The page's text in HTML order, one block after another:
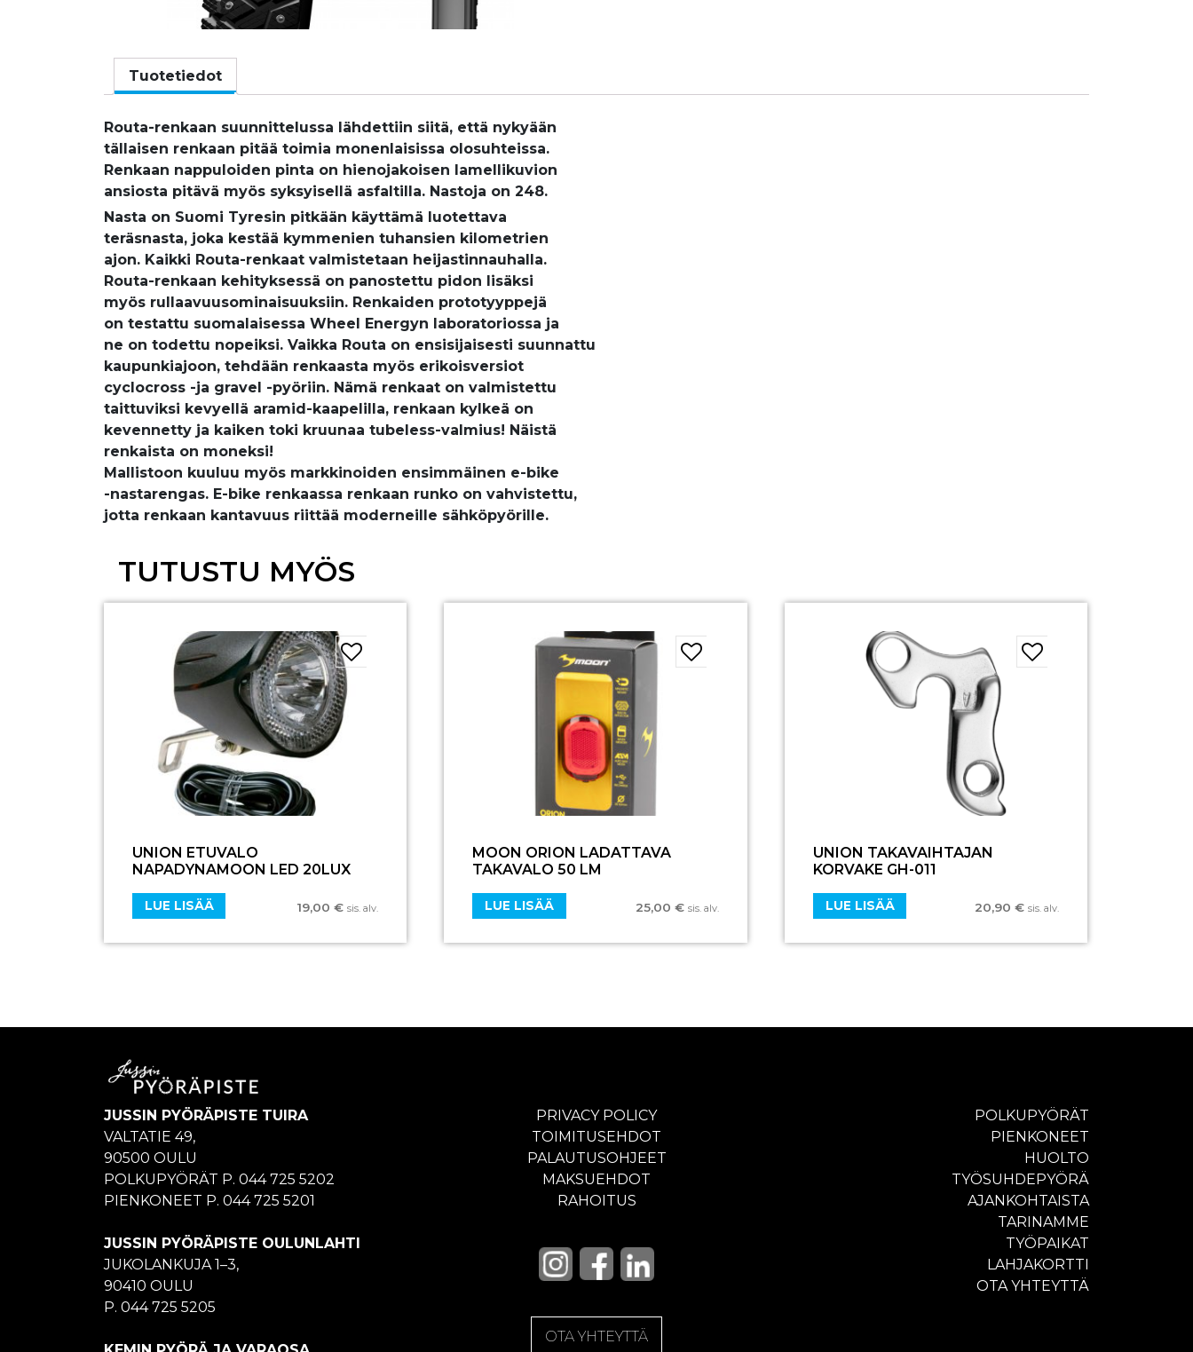
Tuotetiedot
Routa-renkaan suunnittelussa lähdettiin siitä, että nykyään
tällaisen renkaan pitää toimia monenlaisissa olosuhteissa.
Renkaan nappuloiden pinta on hienojakoisen lamellikuvion
ansiosta pitävä myös syksyisellä asfaltilla. Nastoja on 248.
Nasta on Suomi Tyresin pitkään käyttämä luotettava
teräsnasta, joka kestää kymmenien tuhansien kilometrien
ajon. Kaikki Routa-renkaat valmistetaan heijastinnauhalla.
Routa-renkaan kehityksessä on panostettu pidon lisäksi
myös rullaavuusominaisuuksiin. Renkaiden prototyyppejä
on testattu suomalaisessa Wheel Energyn laboratoriossa ja
ne on todettu nopeiksi. Vaikka Routa on ensisijaisesti suunnattu
kaupunkiajoon, tehdään renkaasta myös erikoisversiot
cyclocross -ja gravel -pyöriin. Nämä renkaat on valmistettu
taittuviksi kevyellä aramid-kaapelilla, renkaan kylkeä on
kevennetty ja kaiken toki kruunaa tubeless-valmius! Näistä
renkaista on moneksi!
Mallistoon kuuluu myös markkinoiden ensimmäinen e-bike
-nastarengas. E-bike renkaassa renkaan runko on vahvistettu,
jotta renkaan kantavuus riittää moderneille sähköpyörille.
TUTUSTU MYÖS
UNION ETUVALO
NAPADYNAMOON LED 20LUX
19,00€ sis. alv.
LUE LISÄÄ
MOON ORION LADATTAVA
TAKAVALO 50 LM
25,00 € sis. alv.
LUE LISÄÄ
UNION TAKAVAIHTAJAN
KORVAKE GH-011
20,90€ sis. alv.
LUE LISÄÄ
JUSSIN PYÖRÄPISTE TUIRA
VALTATIE 49,
90500 OULU
POLKUPYÖRÄT P. 044 725 5202
PIENKONEET P. 044 725 5201
JUSSIN PYÖRÄPISTE OULUNLAHTI
JUKOLANKUJA 1–3,
90410 OULU
P. 044 725 5205
PRIVACY POLICY
TOIMITUSEHDOT
PALAUTUSOHJEET
MAKSUEHDOT
RAHOITUS
OTA YHTEYTTÄ
POLKUPYÖRÄT
PIENKONEET
HUOLTO
TYÖSUHDEPYÖRÄ
AJANKOHTAISTA
TARINAMME
TYÖPAIKAT
LAHJAKORTTI
OTA YHTEYTTÄ